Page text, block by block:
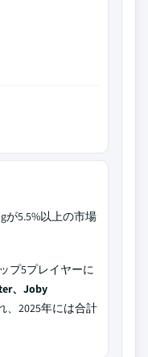
が5.5%以上の市場
プ5プレイヤーに
、Joby
、2025年には合計